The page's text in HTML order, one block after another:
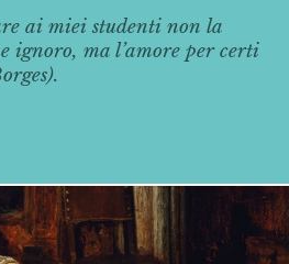
ai miei studenti non la
ignoro, ma l’amore per certi